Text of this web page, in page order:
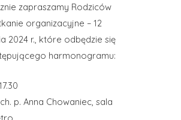
zapraszamy Rodziców
organizacyjne – 12
2024 r., które odbędzie się
harmonogramu:
p. Anna Chowaniec, sala